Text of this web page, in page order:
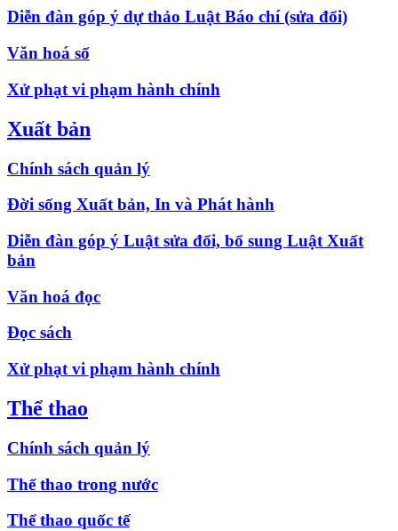
Diễn đàn góp ý dự thảo Luật Báo chí (sửa đổi)
Văn hoá số
Xử phạt vi phạm hành chính
Xuất bản
Chính sách quản lý
Đời sống Xuất bản, In và Phát hành
Diễn đàn góp ý Luật sửa đổi, bổ sung Luật Xuất
bản
Văn hoá đọc
Đọc sách
Xử phạt vi phạm hành chính
Thể thao
Chính sách quản lý
Thể thao trong nước
Thể thao quốc tế